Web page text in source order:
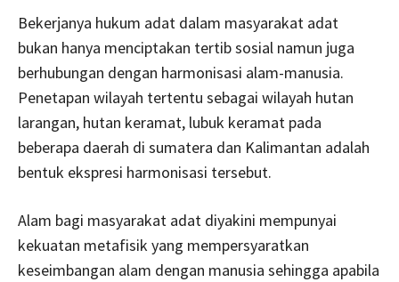
Bekerjanya hukum adat dalam masyarakat adat
bukan hanya menciptakan tertib sosial namun juga
berhubungan dengan harmonisasi alam-manusia.
Penetapan wilayah tertentu sebagai wilayah hutan
larangan, hutan keramat, lubuk keramat pada
beberapa daerah di sumatera dan Kalimantan adalah
bentuk ekspresi harmonisasi tersebut.
Alam bagi masyarakat adat diyakini mempunyai
kekuatan metafisik yang mempersyaratkan
keseimbangan alam dengan manusia sehingga apabila